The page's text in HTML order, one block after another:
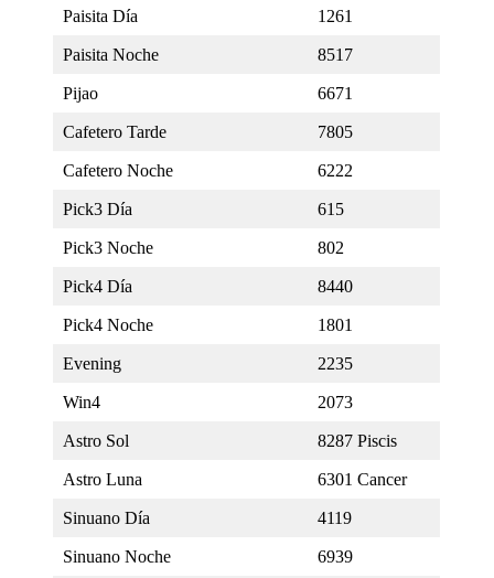
Paisita Día 1261
Paisita Noche 8517
Pijao 6671
Cafetero Tarde 7805
Cafetero Noche 6222
Pick3 Día 615
Pick3 Noche 802
Pick4 Día 8440
Pick4 Noche 1801
Evening 2235
Win4 2073
Astro Sol 8287 Piscis
Astro Luna 6301 Cancer
Sinuano Día 4119
Sinuano Noche 6939